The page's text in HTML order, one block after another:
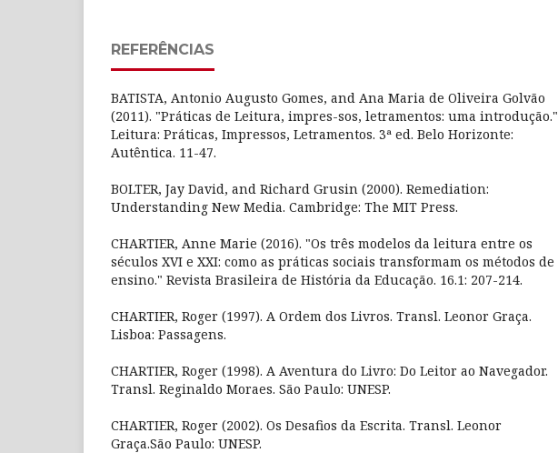
REFERÊNCIAS
BATISTA, Antonio Augusto Gomes, and Ana Maria de Oliveira Golvão
(2011). "Práticas de Leitura, impres-sos, letramentos: uma introdução."
Leitura: Práticas, Impressos, Letramentos. 3ª ed. Belo Horizonte:
Autêntica. 11-47.
BOLTER, Jay David, and Richard Grusin (2000). Remediation:
Understanding New Media. Cambridge: The MIT Press.
CHARTIER, Anne Marie (2016). "Os três modelos da leitura entre os
séculos XVI e XXI: como as práticas sociais transformam os métodos de
ensino." Revista Brasileira de História da Educação. 16.1: 207-214.
CHARTIER, Roger (1997). A Ordem dos Livros. Transl. Leonor Graça.
Lisboa: Passagens.
CHARTIER, Roger (1998). A Aventura do Livro: Do Leitor ao Navegador.
Transl. Reginaldo Moraes. São Paulo: UNESP.
CHARTIER, Roger (2002). Os Desafios da Escrita. Transl. Leonor
Graça.São Paulo: UNESP.